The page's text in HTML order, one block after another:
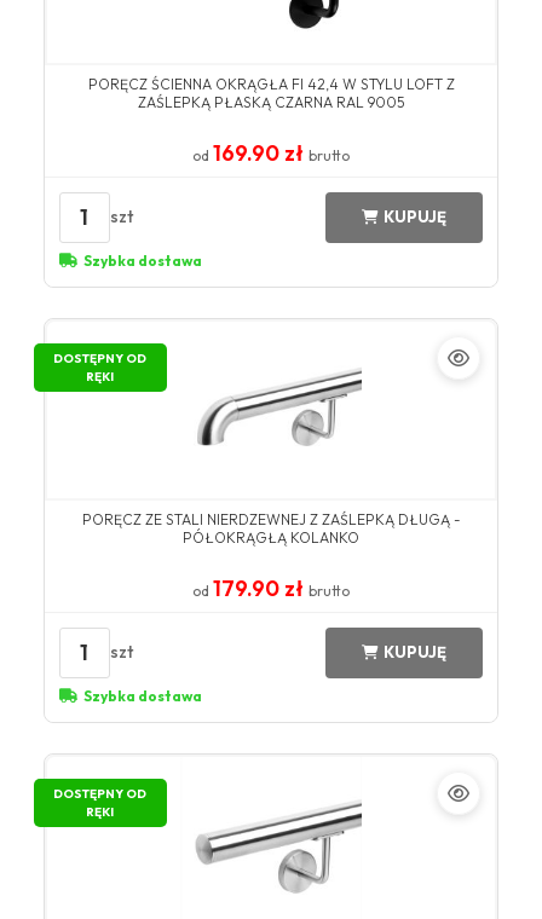
PORĘCZ ŚCIENNA OKRĄGŁA FI 42,4 W STYLU LOFT Z
ZAŚLEPKĄ PŁASKĄ CZARNA RAL 9005
od 169.90 zł brutto
1 szt KUPUJĘ
Szybka dostawa
DOSTĘPNY OD
RĘKI
PORĘCZ ZE STALI NIERDZEWNEJ Z ZAŚLEPKĄ DŁUGĄ -
PÓŁOKRĄGŁĄ KOLANKO
od 179.90 zł brutto
1 szt KUPUJĘ
Szybka dostawa
DOSTĘPNY OD
RĘKI